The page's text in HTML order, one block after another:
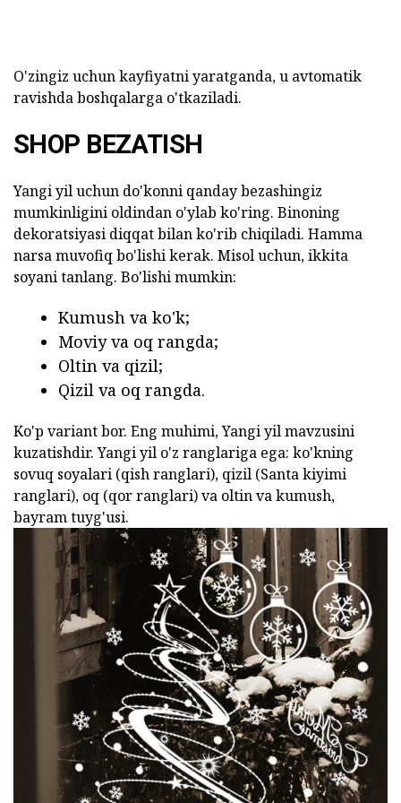
O'zingiz uchun kayfiyatni yaratganda, u avtomatik
ravishda boshqalarga o'tkaziladi.
SHOP BEZATISH
Yangi yil uchun do'konni qanday bezashingiz
mumkinligini oldindan o'ylab ko'ring. Binoning
dekoratsiyasi diqqat bilan ko'rib chiqiladi. Hamma
narsa muvofiq bo'lishi kerak. Misol uchun, ikkita
soyani tanlang. Bo'lishi mumkin:
Kumush va ko'k;
Moviy va oq rangda;
Oltin va qizil;
Qizil va oq rangda.
Ko'p variant bor. Eng muhimi, Yangi yil mavzusini
kuzatishdir. Yangi yil o'z ranglariga ega: ko'kning
sovuq soyalari (qish ranglari), qizil (Santa kiyimi
ranglari), oq (qor ranglari) va oltin va kumush,
bayram tuyg'usi.